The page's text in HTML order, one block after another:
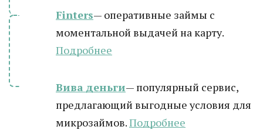
Finters— оперативные займы с
моментальной выдачей на карту.
Подробнее
Вива деньги— популярный сервис,
предлагающий выгодные условия для
микрозаймов.Подробнее